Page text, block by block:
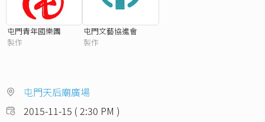
屯門青年國樂團
製作
屯門文藝協進會
製作
屯門天后廟廣場
2015-11-15 ( 2:30 PM )